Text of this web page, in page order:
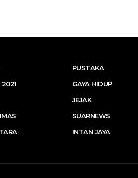
2021
PUSTAKA
GAYA HIDUP
JEJAK
SUARNEWS
INTAN JAYA